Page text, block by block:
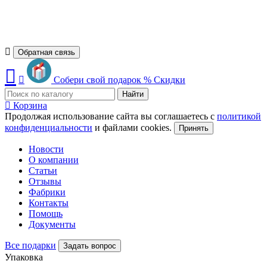
Обратная связь
Собери свой подарок % Скидки
Найти
Корзина
Продолжая использование сайта вы соглашаетесь с политикой
конфиденциальности и файлами cookies. Принять
Новости
О компании
Статьи
Отзывы
Фабрики
Контакты
Помощь
Документы
Все подарки Задать вопрос
Упаковка